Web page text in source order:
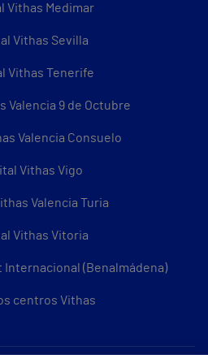
Vithas Medimar
Vithas Sevilla
Vithas Tenerife
Valencia 9 de Octubre
Valencia Consuelo
Vithas Vigo
Valencia Turia
Vithas Vitoria
Internacional (Benalmádena)
centros Vithas